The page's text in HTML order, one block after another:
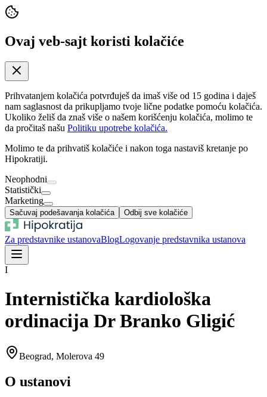
Ovaj veb-sajt koristi kolačiće
Prihvatanjem kolačića potvrđuješ da imaš više od 15 godina i daješ
nam saglasnost da prikupljamo tvoje lične podatke pomoću kolačića.
Ukoliko želiš da znaš više o našem korišćenju kolačića, molimo te
da pročitaš našu Politiku upotrebe kolačića.
Molimo te da prihvatiš kolačiće i nakon toga nastaviš kretanje po
Hipokratiji.
Neophodni
Statistički
Marketing
Sačuvaj podešavanja kolačića Odbij sve kolačiće
Za predstavnike ustanovaBlogLogovanje predstavnika ustanova
I
Internistička kardiološka
ordinacija Dr Branko Gligić
Beograd, Molerova 49
O ustanovi